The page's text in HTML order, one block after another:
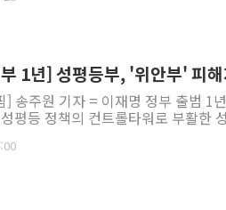
1년] 성평등부, '위안부' 피
] 송주원 기자 = 이재명 정부 출범 1
평등 정책의 컨트롤타워로 부활한